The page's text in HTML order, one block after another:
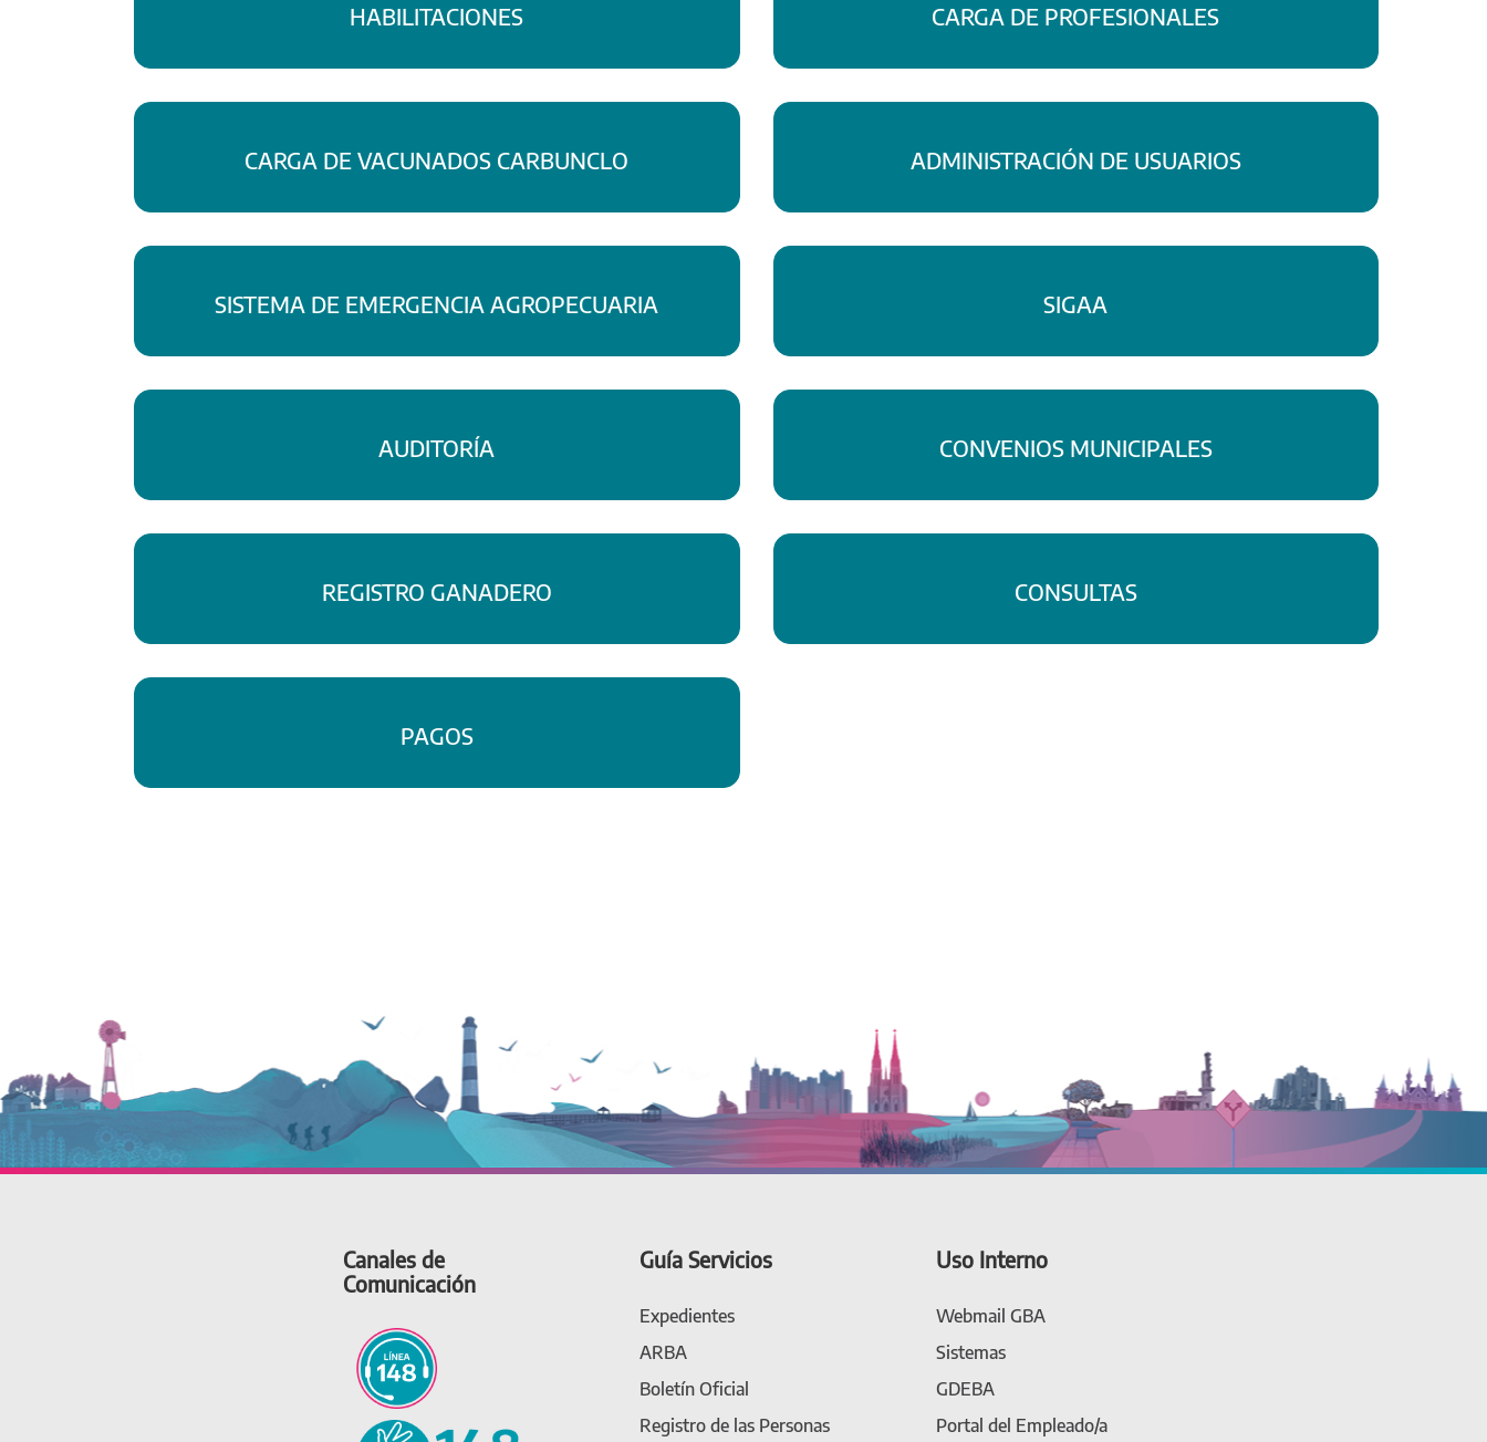
HABILITACIONES CARGA DE PROFESIONALES
CARGA DE VACUNADOS CARBUNCLO ADMINISTRACIÓN DE USUARIOS
SISTEMA DE EMERGENCIA AGROPECUARIA SIGAA
AUDITORÍA CONVENIOS MUNICIPALES
REGISTRO GANADERO CONSULTAS
PAGOS
Canales de
Comunicación
Guía Servicios
Expedientes
ARBA
Boletín Oficial
Registro de las Personas
Uso Interno
Webmail GBA
Sistemas
GDEBA
Portal del Empleado/a